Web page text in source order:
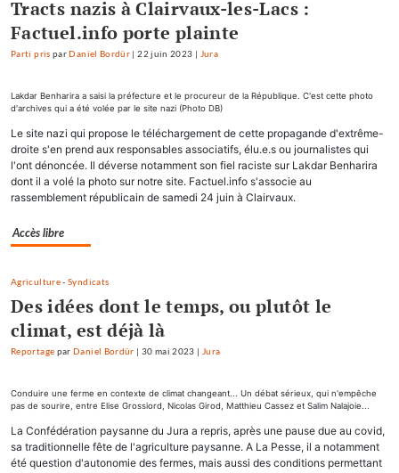
Tracts nazis à Clairvaux-les-Lacs :
Factuel.info porte plainte
Parti pris parDaniel Bordür |22 juin 2023 | Jura
Lakdar Benharira a saisi la préfecture et le procureur de la République. C'est cette photo
d'archives qui a été volée par le site nazi (Photo DB)
Le site nazi qui propose le téléchargement de cette propagande d'extrême-
droite s'en prend aux responsables associatifs, élu.e.s ou journalistes qui
l'ont dénoncée. Il déverse notamment son fiel raciste sur Lakdar Benharira
dont il a volé la photo sur notre site. Factuel.info s'associe au
rassemblement républicain de samedi 24 juin à Clairvaux.
Accès libre
Agriculture-Syndicats
Des idées dont le temps, ou plutôt le
climat, est déjà là
Reportage parDaniel Bordür | 30 mai 2023 | Jura
Conduire une ferme en contexte de climat changeant... Un débat sérieux, qui n'empêche
pas de sourire, entre Elise Grossiord, Nicolas Girod, Matthieu Cassez et Salim Nalajoie...
La Confédération paysanne du Jura a repris, après une pause due au covid,
sa traditionnelle fête de l'agriculture paysanne. A La Pesse, il a notamment
été question d'autonomie des fermes, mais aussi des conditions permettant